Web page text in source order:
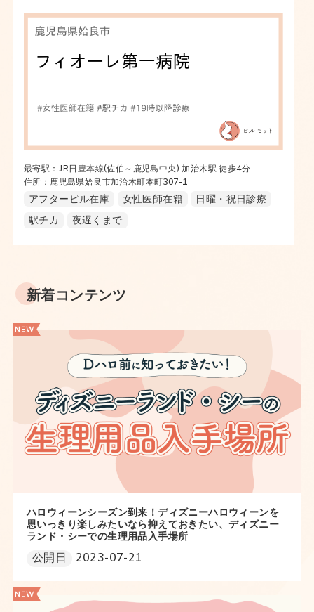
最寄駅：JR日豊本線(佐伯～鹿児島中央) 加治木駅 徒歩4分
住所：鹿児島県姶良市加治木町本町307-1
アフターピル在庫 女性医師在籍
日曜・祝日診療
駅チカ
夜遅くまで
新着コンテンツ
ハロウィーンシーズン到来！ディズニーハロウィーンを
思いっきり楽しみたいなら抑えておきたい、ディズニー
ランド・シーでの生理用品入手場所
公開日 2023-07-21